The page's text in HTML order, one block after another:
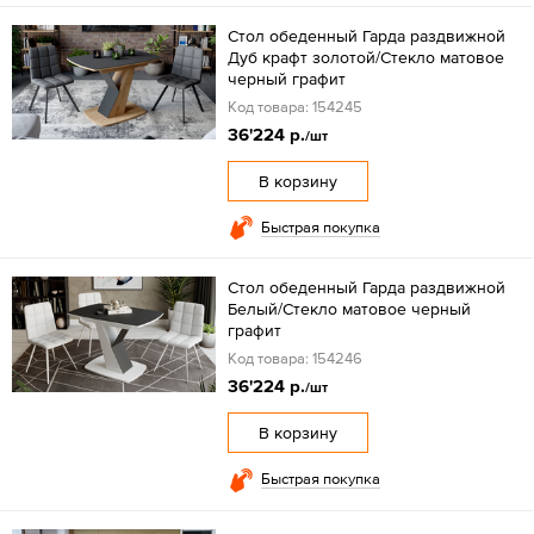
Стол обеденный Гарда раздвижной
Дуб крафт золотой/Стекло матовое
черный графит
Код товара: 154245
36'224 р./шт
В корзину
Быстрая покупка
Стол обеденный Гарда раздвижной
Белый/Стекло матовое черный
графит
Код товара: 154246
36'224 р./шт
В корзину
Быстрая покупка